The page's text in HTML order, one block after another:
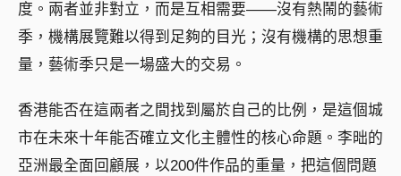
度。兩者並非對立，而是互相需要——沒有熱鬧的藝術
季，機構展覽難以得到足夠的目光；沒有機構的思想重
量，藝術季只是一場盛大的交易。
香港能否在這兩者之間找到屬於自己的比例，是這個城
市在未來十年能否確立文化主體性的核心命題。李昢的
亞洲最全面回顧展，以200件作品的重量，把這個問題